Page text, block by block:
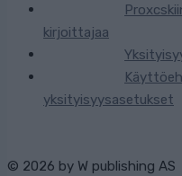
kirjoittajaa
yksityisyysasetukset
© 2026 by W publishing AS